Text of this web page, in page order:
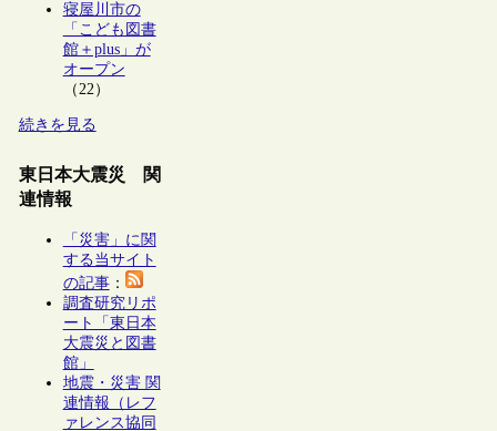
寝屋川市の
「こども図書
館＋plus」が
オープン
（22）
続きを見る
東日本大震災 関
連情報
「災害」に関
する当サイト
の記事：
調査研究リポ
ート「東日本
大震災と図書
館」
地震・災害 関
連情報（レフ
ァレンス協同